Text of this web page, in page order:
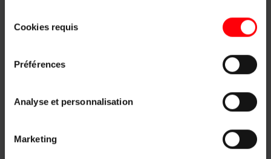
cookies et les options de personnalisation sous le bouton "Afficher
les détails".
duCookies requis
Préférences
Analyse et personnalisation
Marketing